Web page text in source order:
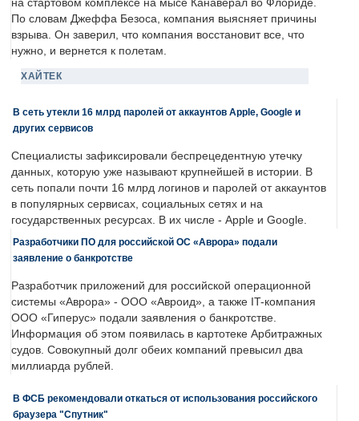
на стартовом комплексе на мысе Канаверал во Флориде.
По словам Джеффа Безоса, компания выясняет причины
взрыва. Он заверил, что компания восстановит все, что
нужно, и вернется к полетам.
ХАЙТЕК
В сеть утекли 16 млрд паролей от аккаунтов Apple, Google и
других сервисов
Специалисты зафиксировали беспрецедентную утечку
данных, которую уже называют крупнейшей в истории. В
сеть попали почти 16 млрд логинов и паролей от аккаунтов
в популярных сервисах, социальных сетях и на
государственных ресурсах. В их числе - Apple и Google.
Разработчики ПО для российской ОС «Аврора» подали
заявление о банкротстве
Разработчик приложений для российской операционной
системы «Аврора» - ООО «Авроид», а также IT-компания
ООО «Гиперус» подали заявления о банкротстве.
Информация об этом появилась в картотеке Арбитражных
судов. Совокупный долг обеих компаний превысил два
миллиарда рублей.
В ФСБ рекомендовали откаться от использования российского
браузера "Спутник"